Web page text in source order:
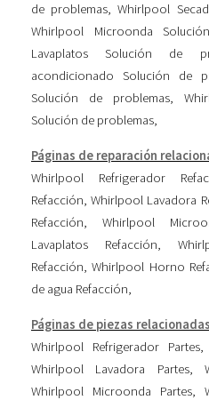
de problemas,Whirlpool
Whirlpool Microonda
Lavaplatos Solución de
acondicionado Solución de
Solución de problemas,
Solución de problemas,
Páginas de reparación
Whirlpool Refrigerador
Refacción,Whirlpool Lavadora
Refacción, Whirlpool
Lavaplatos Refacción,
Refacción,Whirlpool Horno
de agua Refacción,
Páginas de piezas
Whirlpool Refrigerador Partes,
Whirlpool Lavadora Partes,
Whirlpool Microonda Partes,